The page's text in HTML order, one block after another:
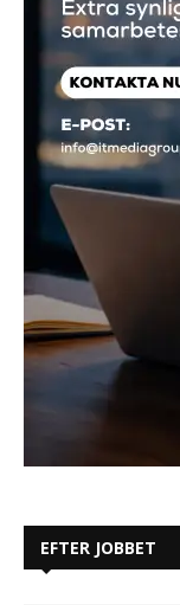
EFTER JOBBET